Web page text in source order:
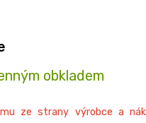
obkladem
ze strany výrobce a